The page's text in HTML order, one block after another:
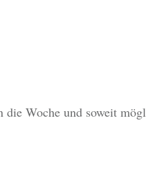
Woche und soweit